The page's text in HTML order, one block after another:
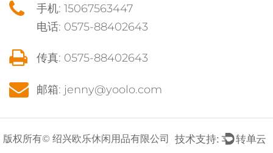
手机: 15067563447
电话: 0575-88402643
传真: 0575-88402643
邮箱: jenny@yoolo.com
版权所有© 绍兴欧乐休闲用品有限公司 技术支持: 转单云